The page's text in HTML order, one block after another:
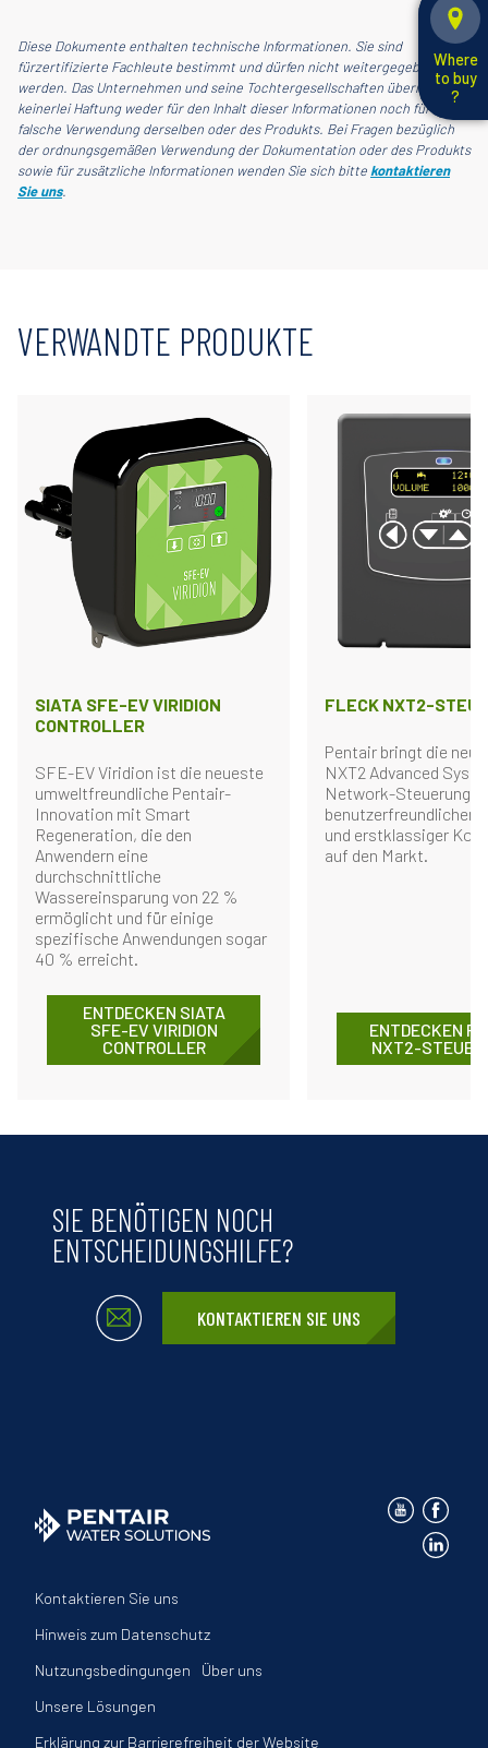
Diese Dokumente enthalten technische Informationen. Sie sind
fürzertifizierte Fachleute bestimmt und dürfen nicht weitergegeben
werden. Das Unternehmen und seine Tochtergesellschaften übernehmen
keinerlei Haftung weder für den Inhalt dieser Informationen noch für die
falsche Verwendung derselben oder des Produkts. Bei Fragen bezüglich
der ordnungsgemäßen Verwendung der Dokumentation oder des Produkts
sowie für zusätzliche Informationen wenden Sie sich bitte kontaktieren
Sie uns.
VERWANDTE PRODUKTE
SIATA SFE-EV VIRIDION
CONTROLLER
SFE-EV Viridion ist die neueste
umweltfreundliche Pentair-
Innovation mit Smart
Regeneration, die den
Anwendern eine
durchschnittliche
Wassereinsparung von 22 %
ermöglicht und für einige
spezifische Anwendungen sogar
40 % erreicht.
ENTDECKEN SIATA
SFE-EV VIRIDION
CONTROLLER
FLECK NXT2-
Pentair bringt die
NXT2 Advanced
Network-Steuerung
benutzerfreundlichen
und erstklassiger
auf den Markt.
ENTDECKEN
NXT2-
Where
to buy
?
SIE BENÖTIGEN NOCH
ENTSCHEIDUNGSHILFE?
KONTAKTIEREN SIE UNS
Kontaktieren Sie uns
Hinweis zum Datenschutz
Nutzungsbedingungen
Über uns
Unsere Lösungen
Erklärung zur Barrierefreiheit der Website